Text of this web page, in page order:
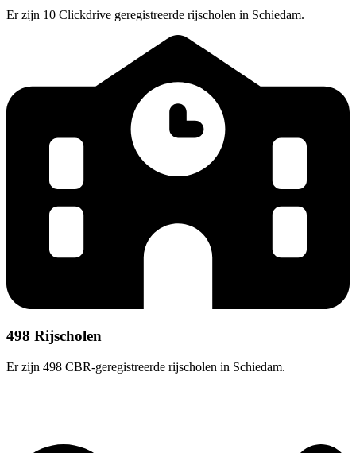
Er zijn 10 Clickdrive geregistreerde rijscholen in Schiedam.
498 Rijscholen
Er zijn 498 CBR-geregistreerde rijscholen in Schiedam.